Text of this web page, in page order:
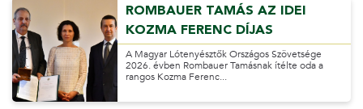
ROMBAUER TAMÁS AZ IDEI
KOZMA FERENC DÍJAS
A Magyar Lótenyésztők Országos Szövetsége
2026. évben Rombauer Tamásnak ítélte oda a
rangos Kozma Ferenc...